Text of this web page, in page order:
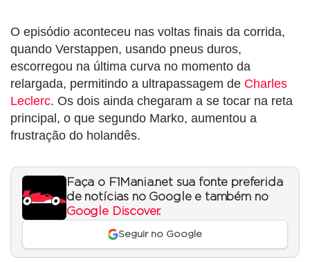
O episódio aconteceu nas voltas finais da corrida,
quando Verstappen, usando pneus duros,
escorregou na última curva no momento da
relargada, permitindo a ultrapassagem de Charles
Leclerc. Os dois ainda chegaram a se tocar na reta
principal, o que segundo Marko, aumentou a
frustração do holandês.
Faça o F1Mania.net sua fonte preferida
de notícias no Google e também no
Google Discover.
Seguir no Google